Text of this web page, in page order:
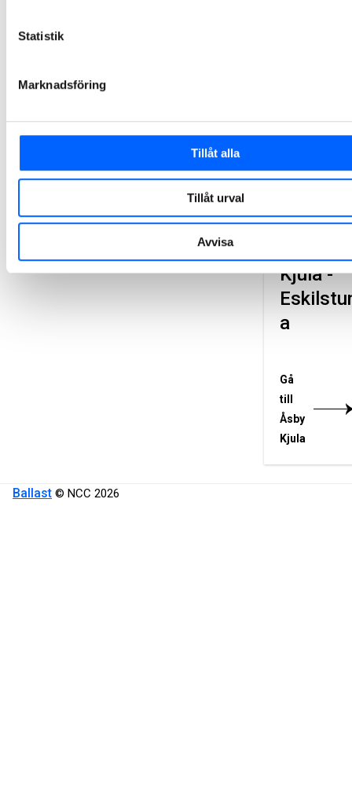
Statistik
Marknadsföring
Tillåt alla
Tillåt urval
Avvisa
Gå till
Katrineholm
Kjula -
a
Gå
till
Åsby
Kjula
Ballast © NCC 2026